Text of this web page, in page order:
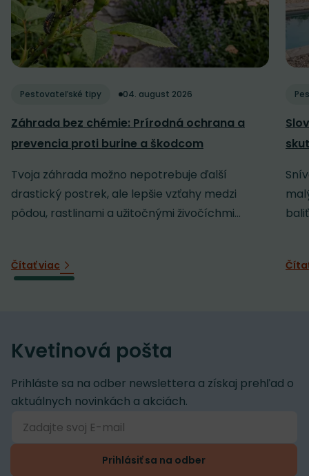
Pestovateľské tipy 04. august 2026
Záhrada bez chémie: Prírodná ochrana a
prevencia proti burine a škodcom
Tvoja záhrada možno nepotrebuje ďalší
drastický postrek, ale lepšie vzťahy medzi
pôdou, rastlinami a užitočnými živočíchmi...
Čítať viac
Kvetinová pošta
Prihláste sa na odber newslettera a získaj prehľad o
aktuálnych novinkách a akciách.
Prihlásiť sa na odber